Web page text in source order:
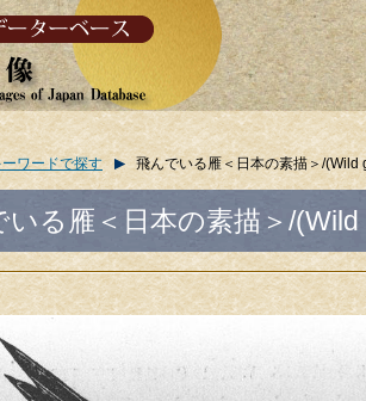
ワードで探す 飛んでいる雁＜日本の素描＞/
いる雁＜日本の素描＞/